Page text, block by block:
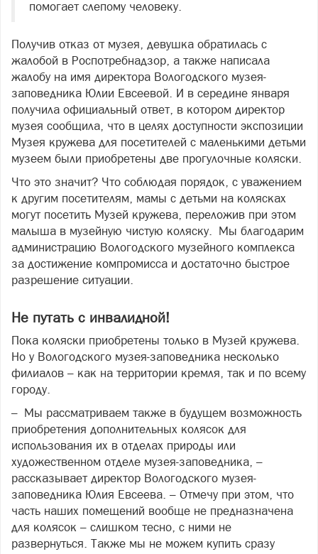
помогает слепому человеку.
Получив отказ от музея, девушка обратилась с
жалобой в Роспотребнадзор, а также написала
жалобу на имя директора Вологодского музея-
заповедника Юлии Евсеевой. И в середине января
получила официальный ответ, в котором директор
музея сообщила, что в целях доступности экспозиции
Музея кружева для посетителей с маленькими детьми
музеем были приобретены две прогулочные коляски.
Что это значит? Что соблюдая порядок, с уважением
к другим посетителям, мамы с детьми на колясках
могут посетить Музей кружева, переложив при этом
малыша в музейную чистую коляску. Мы благодарим
администрацию Вологодского музейного комплекса
за достижение компромисса и достаточно быстрое
разрешение ситуации.
Не путать с инвалидной!
Пока коляски приобретены только в Музей кружева.
Но у Вологодского музея-заповедника несколько
филиалов – как на территории кремля, так и по всему
городу.
– Мы рассматриваем также в будущем возможность
приобретения дополнительных колясок для
использования их в отделах природы или
художественном отделе музея-заповедника, –
рассказывает директор Вологодского музея-
заповедника Юлия Евсеева. – Отмечу при этом, что
часть наших помещений вообще не предназначена
для колясок – слишком тесно, с ними не
развернуться. Также мы не можем купить сразу